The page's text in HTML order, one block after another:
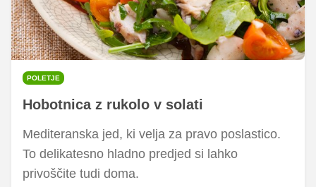
POLETJE
Hobotnica z rukolo v solati
Mediteranska jed, ki velja za pravo poslastico.
To delikatesno hladno predjed si lahko
privoščite tudi doma.